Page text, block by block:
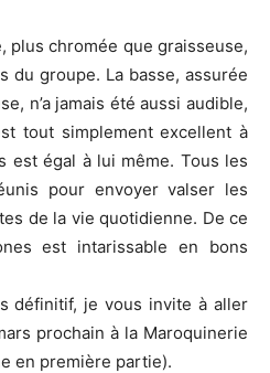
plus chromée que graisseuse,
du groupe. La basse, assurée
n’a jamais été aussi audible,
tout simplement excellent à
est égal à lui même. Tous les
pour envoyer valser les
de la vie quotidienne. De ce
est intarissable en bons
définitif, je vous invite à aller
prochain à la Maroquinerie
en première partie).